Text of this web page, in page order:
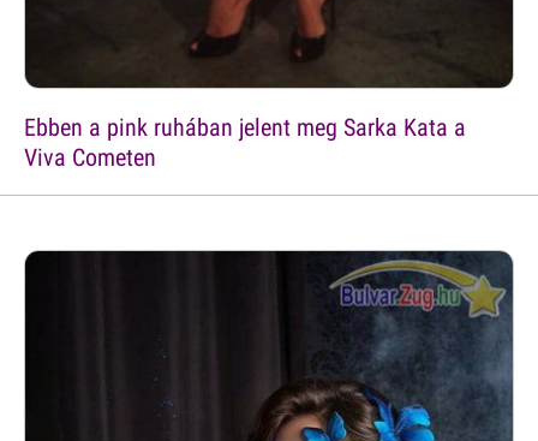
Ebben a pink ruhában jelent meg Sarka Kata a
Viva Cometen